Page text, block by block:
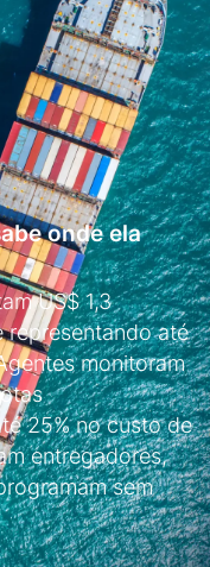
onde ela
US$ 1,3
até
monitoram
25% no custo de
entregadores,
sem